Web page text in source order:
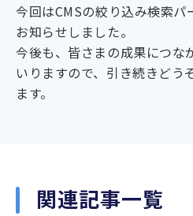
今回はCMSの絞り込み検索パ
お知らせしました。
今後も、皆さまの成果につな
いりますので、引き続きどう
ます。
関連記事一覧